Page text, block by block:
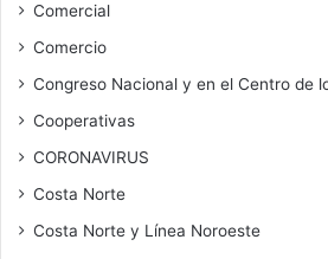
Comercial
Comercio
Congreso Nacional y en el Centro de
Cooperativas
CORONAVIRUS
Costa Norte
Costa Norte y Línea Noroeste